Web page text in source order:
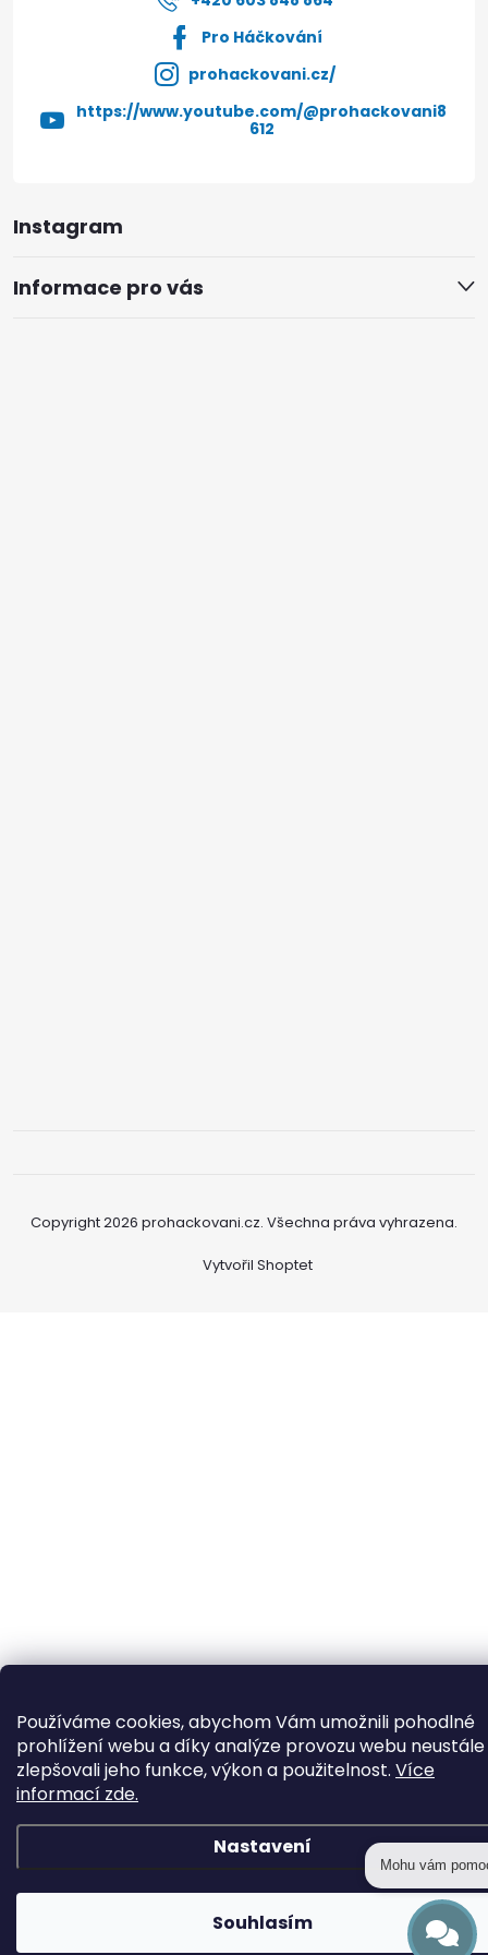
Používáme cookies, abychom Vám umožnili pohodlné
prohlížení webu a díky analýze provozu webu neustále
zlepšovali jeho funkce, výkon a použitelnost. Více
informací zde.
Nastavení
Souhlasím
Instagram
Informace pro vás
Pro Háčkování
prohackovani.cz/
https://www.youtube.com/@prohackovani8
612
Vytvořil Shoptet
Copyright 2026 prohackovani.cz. Všechna práva vyhrazena.
Mohu vám